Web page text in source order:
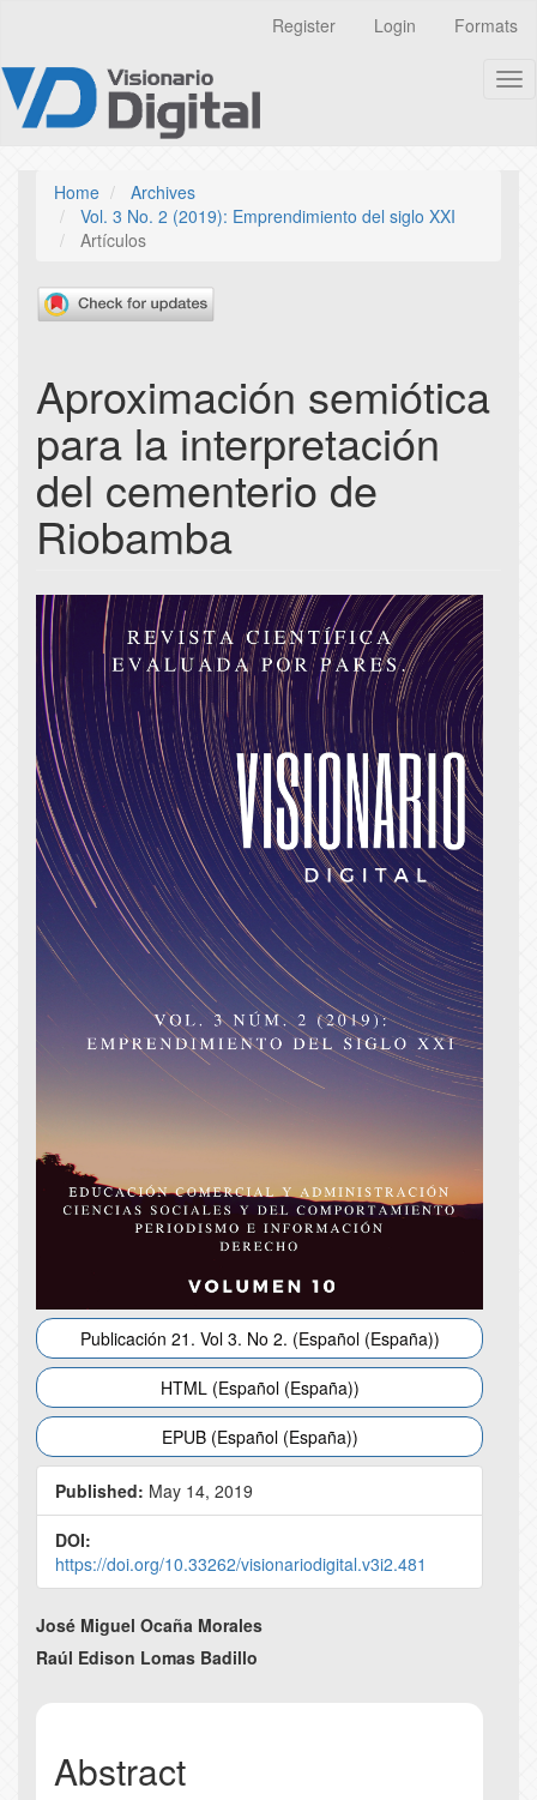
page
content
Main
Content
Sidebar
Register Login Formats
Home
Archives
Vol. 3 No. 2 (2019): Emprendimiento del siglo XXI
Artículos
Aproximación semiótica
para la interpretación
del cementerio de
Riobamba
Article
Sidebar
Publicación 21. Vol 3. No 2. (Español (España))
HTML (Español (España))
EPUB (Español (España))
Published: May 14, 2019
DOI:
https://doi.org/10.33262/visionariodigital.v3i2.481
Main
Article
José Miguel Ocaña Morales
Raúl Edison Lomas Badillo
Abstract